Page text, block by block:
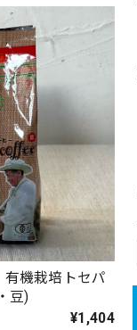
有機栽培トセパ
豆)
¥1,404